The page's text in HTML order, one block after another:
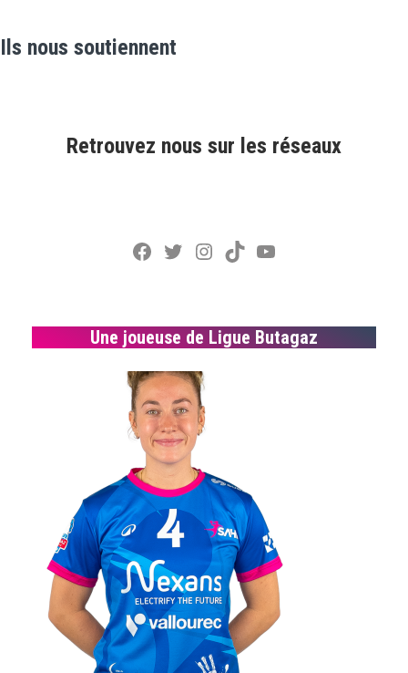
Ils nous soutiennent
Retrouvez nous sur les réseaux
Facebook
Twitter
Instagram
TikTokYouTube
Une joueuse de Ligue Butagaz